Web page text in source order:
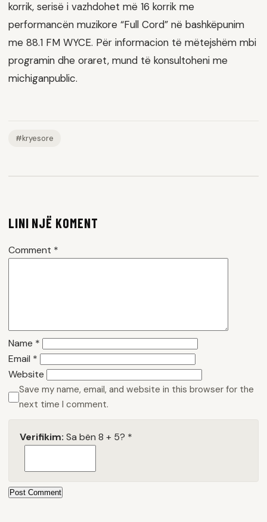
korrik, serisë i vazhdohet më 16 korrik me
performancën muzikore “Full Cord” në bashkëpunim
me 88.1 FM WYCE. Për informacion të mëtejshëm mbi
programin dhe oraret, mund të konsultoheni me
michiganpublic.
#kryesore
LINI NJË KOMENT
Comment *
Name *
Email *
Website
Save my name, email, and website in this browser for the
next time I comment.
Verifikim: Sa bën 8 + 5? *
Post Comment